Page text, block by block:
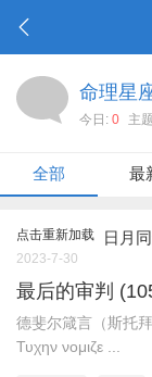
命理星
今日: 0 主
全部 最
点击重新加载 日月
2023-7-30
最后的审判
德斐尔箴言（斯托
Τυχην νομιζε ...